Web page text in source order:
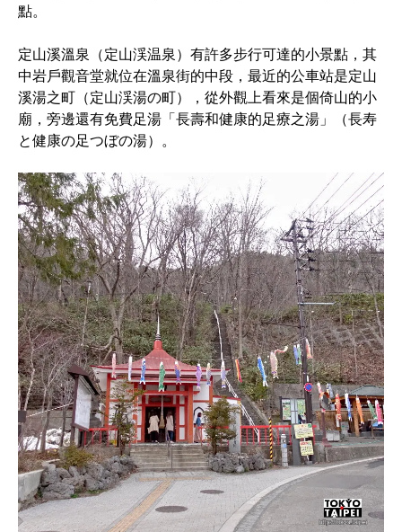
點。
定山溪溫泉（定山渓温泉）有許多步行可達的小景點，其
中岩戶觀音堂就位在溫泉街的中段，最近的公車站是定山
溪湯之町（定山渓湯の町），從外觀上看來是個倚山的小
廟，旁邊還有免費足湯「長壽和健康的足療之湯」（長寿
と健康の足つぼの湯）。